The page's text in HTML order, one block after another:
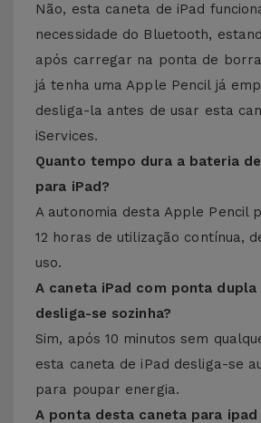
Não, esta caneta de iPad
necessidade do Bluetooth,
após carregar na ponta de
já tenha uma Apple Pencil já
desliga-la antes de usar esta
iServices.
Quanto tempo dura a bateria
para iPad?
A autonomia desta Apple Pencil
12 horas de utilização contínua,
uso.
A caneta iPad com ponta dupla
desliga-se sozinha?
Sim, após 10 minutos sem
esta caneta de iPad desliga-se
para poupar energia.
A ponta desta caneta para ipad